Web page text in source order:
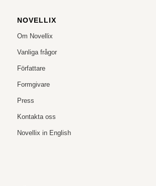
NOVELLIX
Om Novellix
Vanliga frågor
Författare
Formgivare
Press
Kontakta oss
Novellix in English